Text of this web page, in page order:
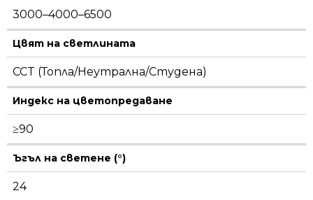
3000–4000–6500
Цвят на светлината
CCT (Топла/Неутрална/Студена)
Индекс на цветопредаване
≥90
Ъгъл на светене (°)
24